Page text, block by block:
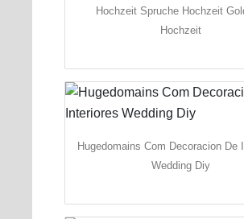
Hochzeit Spruche Hochzeit
Hochzeit
Hugedomains Com Decoracion De
Wedding Diy